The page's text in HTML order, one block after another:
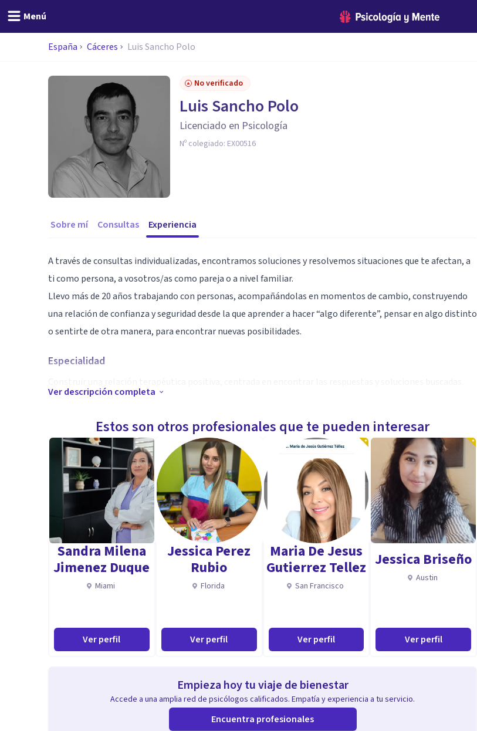
Menú
España Cáceres Luis Sancho Polo
No verificado
Luis Sancho Polo
Licenciado en Psicología
Nº colegiado: EX00516
Sobre mí Consultas Experiencia
A través de consultas individualizadas, encontramos soluciones y resolvemos situaciones que te afectan, a
ti como persona, a vosotros/as como pareja o a nivel familiar.
Llevo más de 20 años trabajando con personas, acompañándolas en momentos de cambio, construyendo
una relación de confianza y seguridad desde la que aprender a hacer “algo diferente”, pensar en algo distinto
o sentirte de otra manera, para encontrar nuevas posibilidades.
Especialidad
Desde el más absoluto respeto, esforzándome al máximo para comprender lo que busca cada persona y
Aptitudes
Me he formado en distintos modelos de terapia, de eficacia contrastada científicamente. Pero más que
centrarme en un enfoque u otro, me ha resultado más útil prestar una especial atención a cada persona y a
cada situación como única y diferente.
Ver descripción completa
Estos son otros profesionales que te pueden interesar
Sandra Milena
Jimenez Duque
Miami
Ver perfil
Jessica Perez
Rubio
Florida
Ver perfil
Maria De Jesus
Gutierrez Tellez
San Francisco
Ver perfil
Jessica Briseño
Austin
Ver perfil
Empieza hoy tu viaje de bienestar
Accede a una amplia red de psicólogos calificados. Empatía y experiencia a tu servicio.
Encuentra profesionales